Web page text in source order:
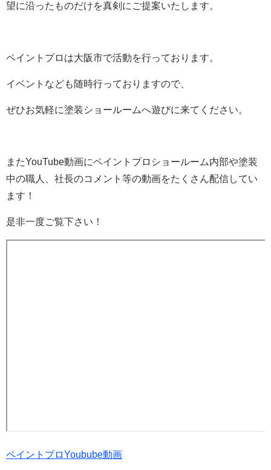
望に沿ったものだけを真剣にご提案いたします。
ペイントプロは大阪市で活動を行っております。
イベントなども随時行っておりますので、
ぜひお気軽に塗装ショールームへ遊びに来てください。
またYouTube動画にペイントプロショールーム内部や塗装
中の職人、社長のコメント等の動画をたくさん配信してい
ます！
是非一度ご覧下さい！
ペイントプロYoubube動画